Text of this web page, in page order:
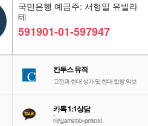
국민은행 예금주: 서형일 유빌라
테
591901-01-597947
칸투스 뮤직
-
고전과 현대 성가 및 현대 합창 악보
카톡 1:1상담
-
매일am9:00~pm6:00